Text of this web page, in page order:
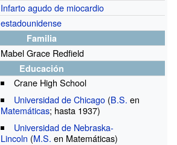
Infarto agudo de miocardio
estadounidense
Familia
Mabel Grace Redfield
Educación
Crane High School
Universidad de Chicago (B.S. en
Matemáticas; hasta 1937)
Universidad de Nebraska-
Lincoln (M.S. en Matemáticas)